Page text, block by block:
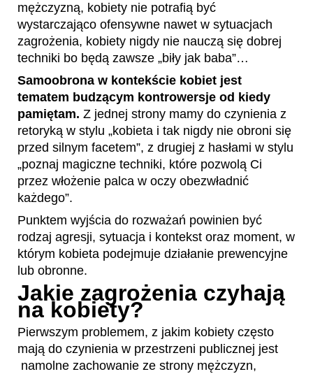
mężczyzną, kobiety nie potrafią być
wystarczająco ofensywne nawet w sytuacjach
zagrożenia, kobiety nigdy nie nauczą się dobrej
techniki bo będą zawsze „biły jak baba”…
Samoobrona w kontekście kobiet jest
tematem budzącym kontrowersje od kiedy
pamiętam. Z jednej strony mamy do czynienia z
retoryką w stylu „kobieta i tak nigdy nie obroni się
przed silnym facetem”, z drugiej z hasłami w stylu
„poznaj magiczne techniki, które pozwolą Ci
przez włożenie palca w oczy obezwładnić
każdego”.
Punktem wyjścia do rozważań powinien być
rodzaj agresji, sytuacja i kontekst oraz moment, w
którym kobieta podejmuje działanie prewencyjne
lub obronne.
Jakie zagrożenia czyhają
na kobiety?
Pierwszym problemem, z jakim kobiety często
mają do czynienia w przestrzeni publicznej jest
namolne zachowanie ze strony mężczyzn,